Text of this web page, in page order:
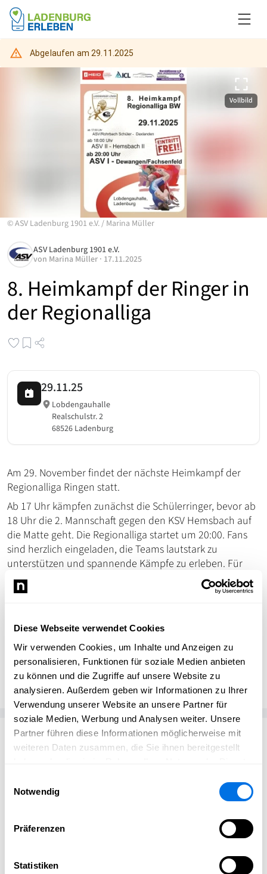
Diese Webseite verwendet Cookies
Wir verwenden Cookies, um Inhalte und Anzeigen zu
personalisieren, Funktionen für soziale Medien anbieten
zu können und die Zugriffe auf unsere Website zu
analysieren. Außerdem geben wir Informationen zu Ihrer
Verwendung unserer Website an unsere Partner für
soziale Medien, Werbung und Analysen weiter. Unsere
Partner führen diese Informationen möglicherweise mit
weiteren Daten zusammen, die Sie ihnen bereitgestellt
Notwendig
Präferenzen
Statistiken
Abgelaufen am 29.11.2025
Vollbild
©ASV Ladenburg 1901 e.V./ Marina Müller
8. Heimkampf der Ringer in
der Regionalliga
ASV Ladenburg 1901 e.V.
von Marina Müller · 17.11.2025
29.11.25
Lobdengauhalle
Realschulstr. 2
68526 Ladenburg
Am 29. November findet der nächste Heimkampf der
Regionalliga Ringen statt.
Ab 17 Uhr kämpfen zunächst die Schülerringer, bevor ab
18 Uhr die 2. Mannschaft gegen den KSV Hemsbach auf
die Matte geht. Die Regionalliga startet um 20:00. Fans
sind herzlich eingeladen, die Teams lautstark zu
unterstützen und spannende Kämpfe zu erleben. Für
Verpflegung ist gesorgt. Kommt vorbei und feuert unsere
Ringer an!
MM Marina Müller
ASV Ladenburg 1901 e.V.
Passend zum Thema